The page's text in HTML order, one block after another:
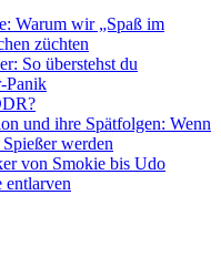
Warum wir „Spaß im
züchten
So überstehst du
Panik
und ihre Spätfolgen: Wenn
werden
von Smokie bis Udo
entlarven